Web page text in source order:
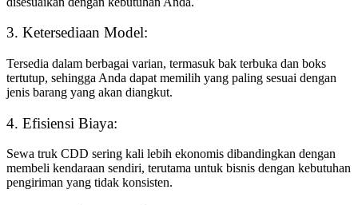
3. Ketersediaan Model:
Tersedia dalam berbagai varian, termasuk bak terbuka dan boks
tertutup, sehingga Anda dapat memilih yang paling sesuai dengan
jenis barang yang akan diangkut.
4. Efisiensi Biaya:
Sewa truk CDD sering kali lebih ekonomis dibandingkan dengan
membeli kendaraan sendiri, terutama untuk bisnis dengan kebutuhan
pengiriman yang tidak konsisten.